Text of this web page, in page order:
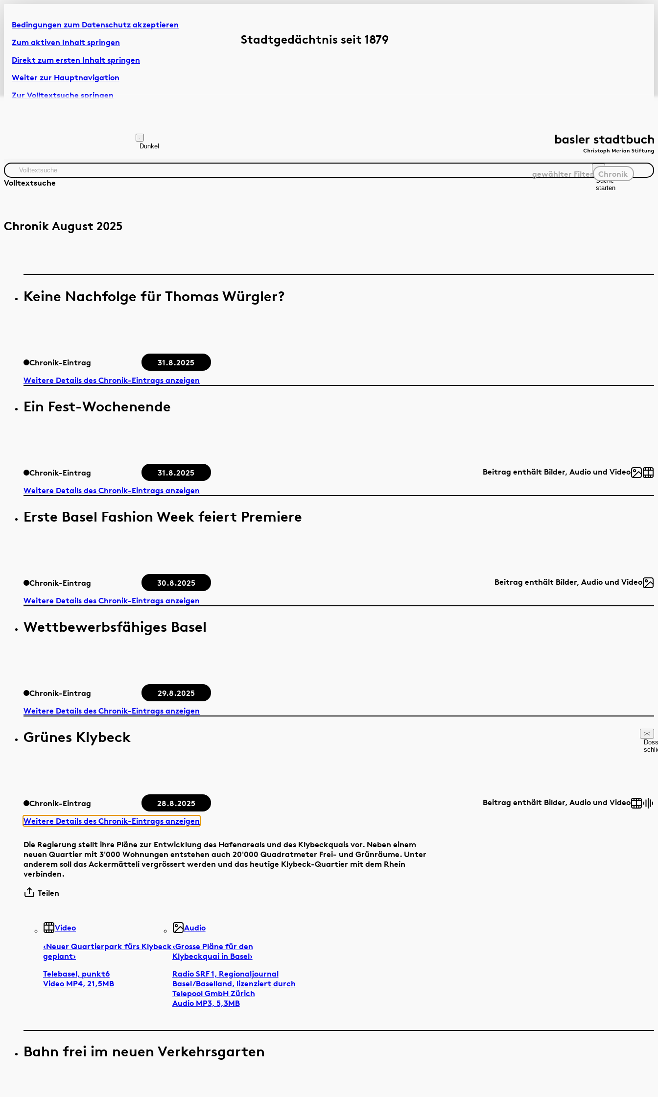
Bedingungen zum Datenschutz akzeptieren
Zum aktiven Inhalt springen
Direkt zum ersten Inhalt springen
Weiter zur Hauptnavigation
Zur Volltextsuche springen
Dunkel
Volltextsuche
Suche
starten
gewählter Filter Chronik
Stadtgedächtnis seit 1879
Chronik August 2025
Keine Nachfolge für Thomas Würgler?
Chronik-Eintrag
31.8.2025
Weitere Details des Chronik-Eintrags anzeigen
Ein Fest-Wochenende
Chronik-Eintrag 31.8.2025
Beitrag enthält Bilder, Audio und Video
Weitere Details des Chronik-Eintrags anzeigen
Erste Basel Fashion Week feiert Premiere
Chronik-Eintrag 30.8.2025
Beitrag enthält Bilder, Audio und Video
Weitere Details des Chronik-Eintrags anzeigen
Wettbewerbsfähiges Basel
Chronik-Eintrag
29.8.2025
Weitere Details des Chronik-Eintrags anzeigen
Grünes Klybeck
Chronik-Eintrag 28.8.2025
Beitrag enthält Bilder, Audio und Video
Weitere Details des Chronik-Eintrags anzeigen
Die Regierung stellt ihre Pläne zur Entwicklung des Hafenareals und des Klybeckquais vor. Neben einem
neuen Quartier mit 3'000 Wohnungen entstehen auch 20'000 Quadratmeter Frei- und Grünräume. Unter
anderem soll das Ackermätteli vergrössert werden und das heutige Klybeck-Quartier mit dem Rhein
verbinden.
Teilen
Video
‹Neuer Quartierpark fürs Klybeck
geplant›
Telebasel, punkt6
Video MP4, 21,5MB
Audio
‹Grosse Pläne für den
Klybeckquai in Basel›
Radio SRF 1, Regionaljournal
Basel/Baselland, lizenziert durch
Telepool GmbH Zürich
Audio MP3, 5,3MB
Bahn frei im neuen Verkehrsgarten